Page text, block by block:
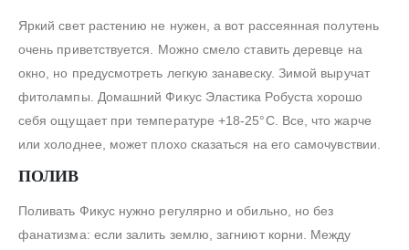
Яркий свет растению не нужен, а вот рассеянная полутень
очень приветствуется. Можно смело ставить деревце на
окно, но предусмотреть легкую занавеску. Зимой выручат
фитолампы. Домашний Фикус Эластика Робуста хорошо
себя ощущает при температуре +18-25°C. Все, что жарче
или холоднее, может плохо сказаться на его самочувствии.
ПОЛИВ
Поливать Фикус нужно регулярно и обильно, но без
фанатизма: если залить землю, загниют корни. Между